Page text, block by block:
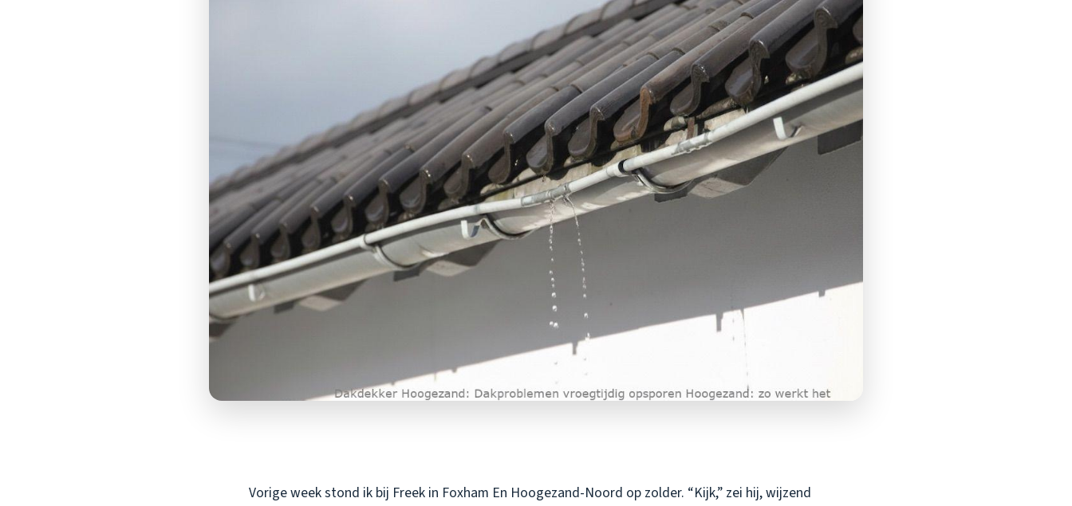
Vorige week stond ik bij Freek in Foxham En Hoogezand-Noord op zolder. “Kijk,” zei hij, wijzend